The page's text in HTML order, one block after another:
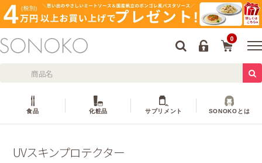
0
食品 化粧品 サプリメント SONOKOとは
UVスキンプロテクター